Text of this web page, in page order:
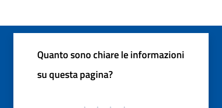
Quanto sono chiare le informazioni
su questa pagina?